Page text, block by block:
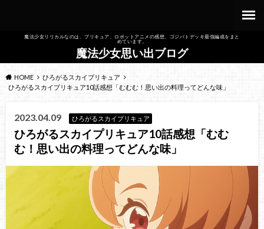
魔法少女リリカルなのは、プリキュア、ロボットアニメの感想、ゴジバトデッキ最強編成をまと
めています。
魔法少女思い出ブログ
HOME
ひろがるスカイプリキュア
ひろがるスカイプリキュア10話感想「むむむ！思い出の料理ってどんな味」
2023.04.09 ひろがるスカイプリキュア
ひろがるスカイプリキュア10話感想「むむ
む！思い出の料理ってどんな味」